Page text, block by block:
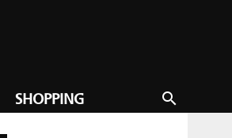
search
SHOPPING